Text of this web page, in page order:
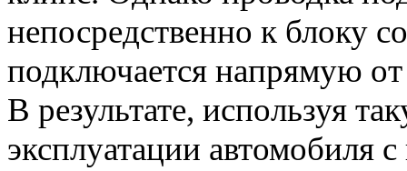
непосредственно к блоку
подключается напрямую
В результате, используя
эксплуатации автомобиля